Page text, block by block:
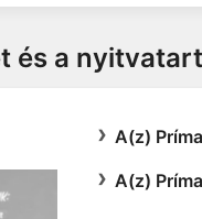
és a
A(z)
A(z)